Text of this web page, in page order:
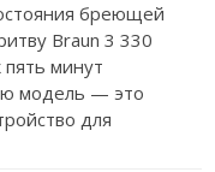
бреющей
Braun 3 330
пять минут
модель — это
для